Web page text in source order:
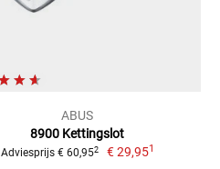
ABUS
8900 Kettingslot
Adviesprijs € 60,952 € 29,951